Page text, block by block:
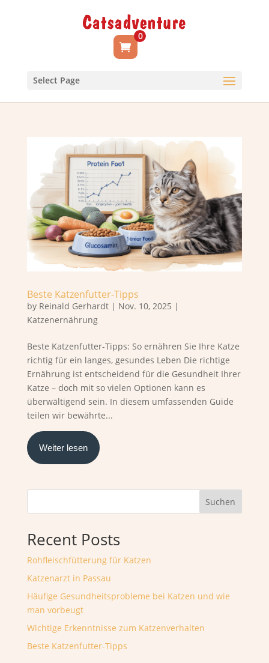
0
Select Page
Beste Katzenfutter-Tipps
by Reinald Gerhardt| Nov. 10, 2025 |
Katzenernährung
Beste Katzenfutter-Tipps: So ernähren Sie Ihre Katze
richtig für ein langes, gesundes Leben Die richtige
Ernährung ist entscheidend für die Gesundheit Ihrer
Katze – doch mit so vielen Optionen kann es
überwältigend sein. In diesem umfassenden Guide
teilen wir bewährte...
Weiter lesen
Suchen
Recent Posts
Rohfleischfütterung für Katzen
Katzenarzt in Passau
Häufige Gesundheitsprobleme bei Katzen und wie
man vorbeugt
Wichtige Erkenntnisse zum Katzenverhalten
Beste Katzenfutter-Tipps